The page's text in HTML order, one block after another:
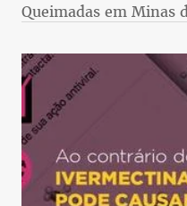
Queimadas em Minas